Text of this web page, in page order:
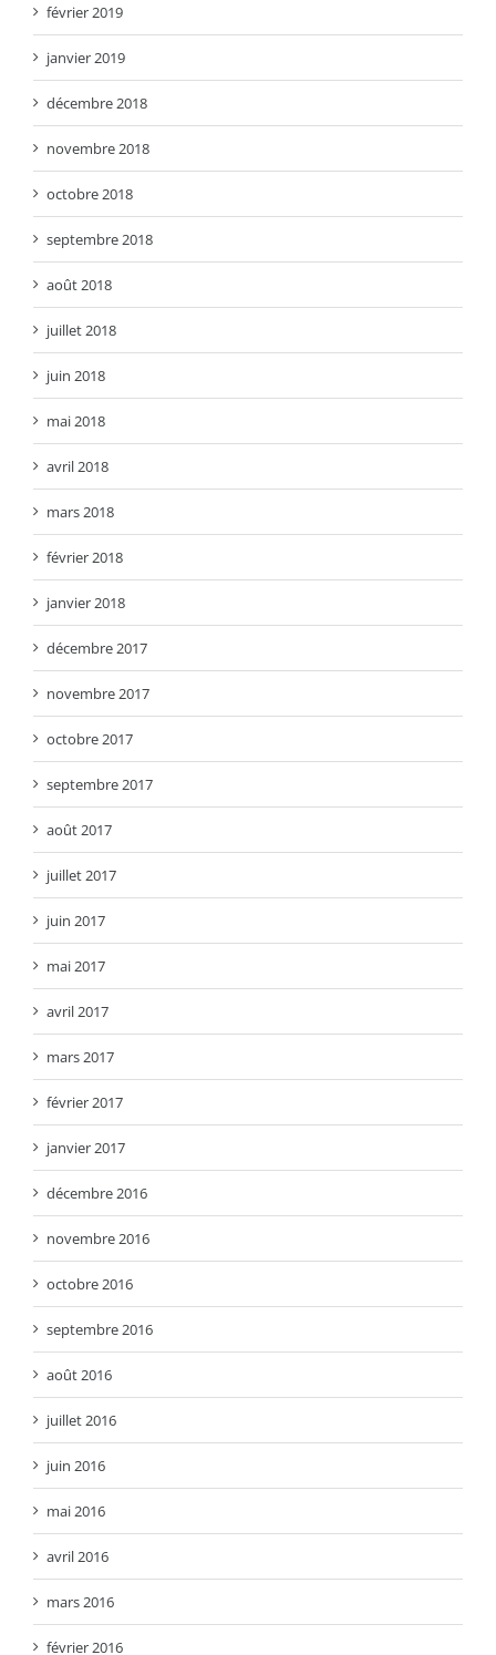
février 2019
janvier 2019
décembre 2018
novembre 2018
octobre 2018
septembre 2018
août 2018
juillet 2018
juin 2018
mai 2018
avril 2018
mars 2018
février 2018
janvier 2018
décembre 2017
novembre 2017
octobre 2017
septembre 2017
août 2017
juillet 2017
juin 2017
mai 2017
avril 2017
mars 2017
février 2017
janvier 2017
décembre 2016
novembre 2016
octobre 2016
septembre 2016
août 2016
juillet 2016
juin 2016
mai 2016
avril 2016
mars 2016
février 2016